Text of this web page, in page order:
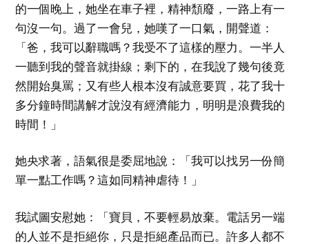
的一個晚上，她坐在車子裡，精神頹廢，一路上有一
句沒一句。過了一會兒，她嘆了一口氣，開聲道：
「爸，我可以辭職嗎？我受不了這樣的壓力。一半人
一聽到我的聲音就掛線；剩下的，在我說了幾句後竟
然開始臭罵；又有些人根本沒有誠意要買，花了我十
多分鐘時間講解才說沒有經濟能力，明明是浪費我的
時間！」
她央求著，語氣很是委屈地說：「我可以找另一份簡
單一點工作嗎？這如同精神虐待！」
我試圖安慰她：「寶貝，不要輕易放棄。電話另一端
的人並不是拒絕你，只是拒絕產品而已。許多人都不